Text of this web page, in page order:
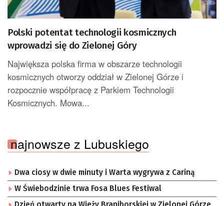
Polski potentat technologii kosmicznych
wprowadzi się do Zielonej Góry
Największa polska firma w obszarze technologii
kosmicznych otworzy oddział w Zielonej Górze i
rozpocznie współpracę z Parkiem Technologii
Kosmicznych. Mowa...
najnowsze z Lubuskiego
Dwa ciosy w dwie minuty i Warta wygrywa z Cariną
W Świebodzinie trwa Fosa Blues Festiwal